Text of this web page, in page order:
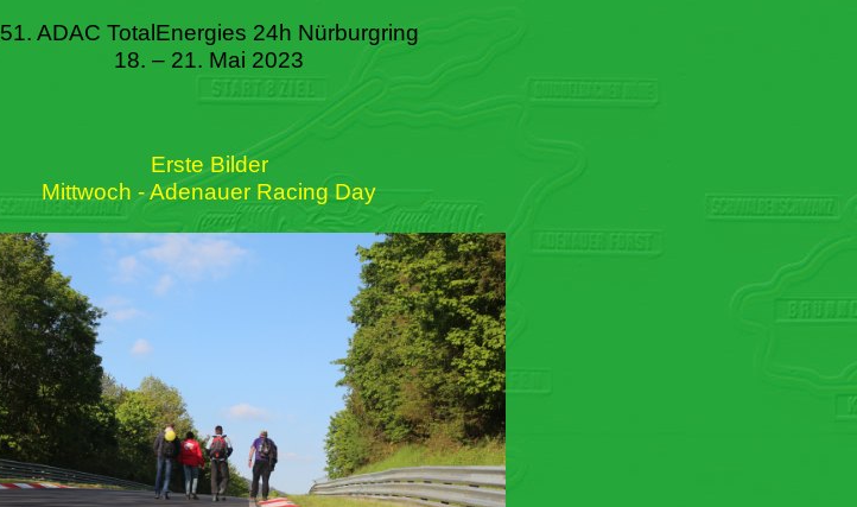
51. ADAC TotalEnergies 24h Nürburgring
18. – 21. Mai 2023
Erste Bilder
Mittwoch - Adenauer Racing Day